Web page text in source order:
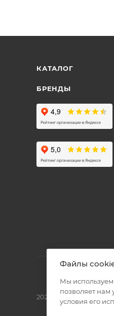
КАТАЛОГ
БРЕНДЫ
2026 © Полиграф кит -
Файлы
Мы
позволяет нам
условия его